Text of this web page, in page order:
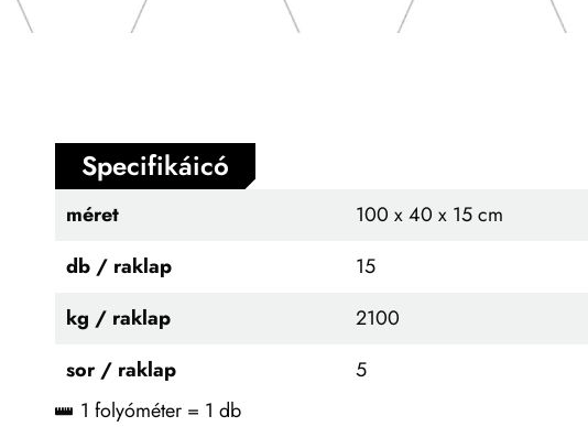
Specifikáicó
méret
100 x 40 x 15 cm
db / raklap
15
kg / raklap
2100
sor / raklap
5
1 folyóméter = 1 db